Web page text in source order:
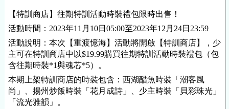
【特訓商店】往期特訓活動時裝禮包限時出售！
活動時間：2023年11月10日05:00至2023年12月24日23:59
活動說明：本次【重渡憶海】活動將開啟【特訓商店】，少
主可在特訓商店中以$19.99購買往期特訓活動時裝禮包（包
含往期時裝*1與魂芯*5）。
本期上架特訓商店的時裝包含：西湖醋魚時裝「潮客風
尚」、揚州炒飯時裝「花月成詩」、少主時裝「貝彩珠光」
「流光雅韻」。